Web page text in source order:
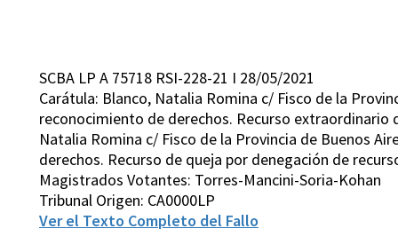
SCBA LP A 75718 RSI-228-21 I 28/05/2021
Carátula: Blanco, Natalia Romina c/ Fisco de la
reconocimiento de derechos. Recurso extraordinario
Natalia Romina c/ Fisco de la Provincia de Buenos
derechos. Recurso de queja por denegación de
Magistrados Votantes: Torres-Mancini-Soria-Kohan
Tribunal Origen: CA0000LP
Ver el Texto Completo del Fallo